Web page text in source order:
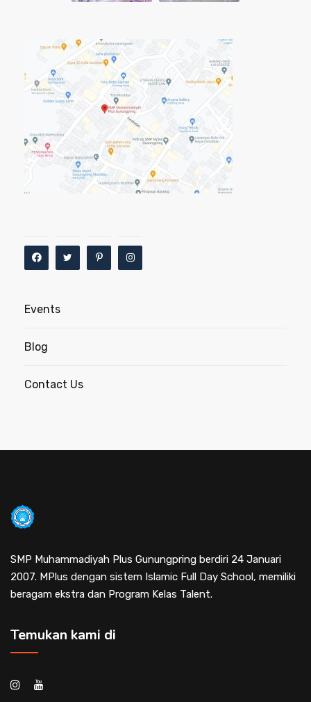
Events
Blog
Contact Us
SMP Muhammadiyah Plus Gunungpring berdiri 24 Januari
2007. MPlus dengan sistem Islamic Full Day School, memiliki
beragam ekstra dan Program Kelas Talent.
Temukan kami di